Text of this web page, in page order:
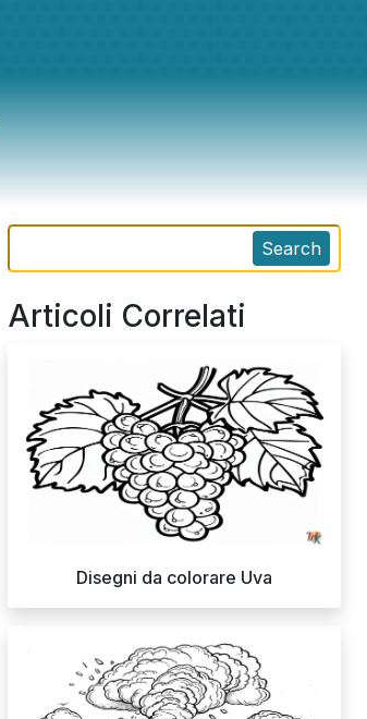
Search
Articoli Correlati
Disegni da colorare Uva